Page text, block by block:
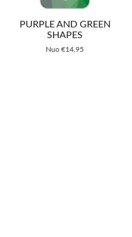
PURPLE AND GREEN
SHAPES
Nuo€14,95